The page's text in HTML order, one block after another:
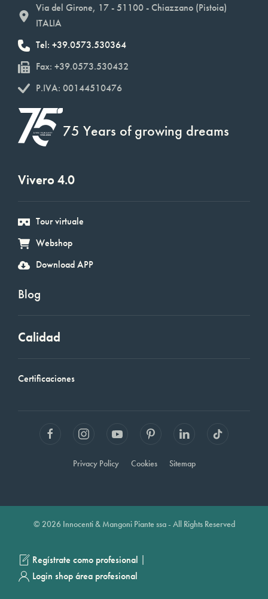
Via del Girone, 17 - 51100 - Chiazzano (Pistoia)
ITALIA
Tel: +39.0573.530364
Fax: +39.0573.530432
P.IVA: 00144510476
75 Years of growing dreams
Vivero 4.0
Tour virtuale
Webshop
Download APP
Blog
Calidad
Certificaciones
Privacy Policy Cookies Sitemap
© 2026 Innocenti & Mangoni Piante ssa - All Rights Reserved
Regístrate como profesional |
Login shop área profesional